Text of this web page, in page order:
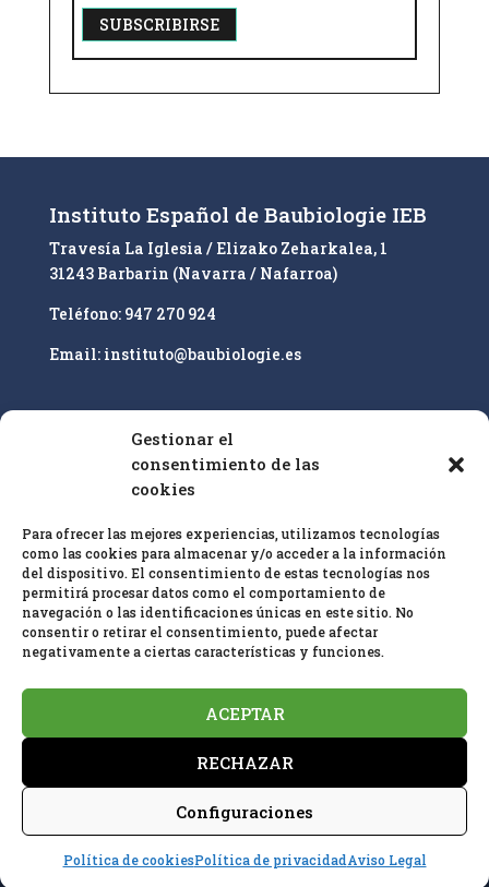
Gestionar el
consentimiento de las
cookies
Para ofrecer las mejores experiencias, utilizamos tecnologías
como las cookies para almacenar y/o acceder a la información
del dispositivo. El consentimiento de estas tecnologías nos
permitirá procesar datos como el comportamiento de
navegación o las identificaciones únicas en este sitio. No
consentir o retirar el consentimiento, puede afectar
negativamente a ciertas características y funciones.
ACEPTAR
RECHAZAR
Configuraciones
Política de cookiesPolítica de privacidadAviso Legal
e
n
t
i
v
:
Instituto Español de Baubiologie IEB
Travesía La Iglesia / Elizako Zeharkalea, 1
31243 Barbarin (Navarra / Nafarroa)
Teléfono: 947 270 924
Email: instituto@baubiologie.es
Nuestro enfoque es la educación superior y la
cualificación profesional de especialistas en
de bioconstruccióny biología del hábitat y el
estándar de medición en baubiologie SBM.
Política de privacidad
Aviso Legal
Política de cookies (UE)
HOSTING Y MANTENIMIENTO:INFOPIRINEO